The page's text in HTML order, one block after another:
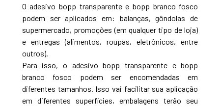
O adesivo bopp transparente e bopp branco fosco
podem ser aplicados em: balanças, gôndolas de
supermercado, promoções (em qualquer tipo de loja)
e entregas (alimentos, roupas, eletrônicos, entre
outros).
Para isso, o adesivo bopp transparente e bopp
branco fosco podem ser encomendadas em
diferentes tamanhos. Isso vai facilitar sua aplicação
em diferentes superfícies, embalagens terão seu